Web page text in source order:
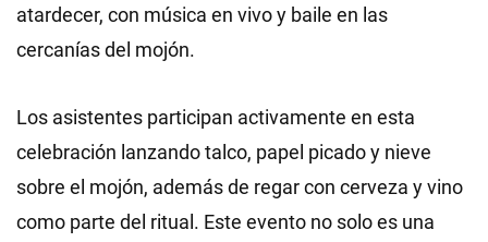
atardecer, con música en vivo y baile en las
cercanías del mojón.
Los asistentes participan activamente en esta
celebración lanzando talco, papel picado y nieve
sobre el mojón, además de regar con cerveza y vino
como parte del ritual. Este evento no solo es una